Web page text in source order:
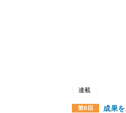
連載
第6回 成果